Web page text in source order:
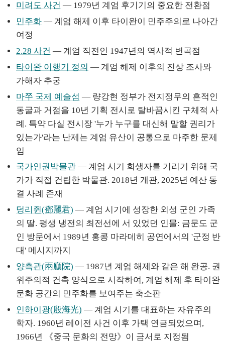
미려도 사건 — 1979년 계엄 후기기의 중요한 전환점
민주화 — 계엄 해제 이후 타이완이 민주주의로 나아간
여정
2.28 사건 — 계엄 직전인 1947년의 역사적 변곡점
타이완 이행기 정의 — 계엄 해제 이후의 진상 조사와
가해자 추궁
마쭈 국제 예술섬 — 량강현 정부가 전지정무의 흔적인
동굴과 거점을 10년 기획 전시로 탈바꿈시킨 구체적 사
례. 특약 다실 전시장 '누가 누구를 대신해 말할 권리가
있는가'라는 난제는 계엄 유산이 공통으로 마주한 문제
임
국가인권박물관 — 계엄 시기 희생자를 기리기 위해 국
가가 직접 건립한 박물관. 2018년 개관, 2025년 예산 동
결 사례 존재
덩리쥔(鄧麗君) — 계엄 시기에 성장한 외성 군인 가족
의 딸. 평생 냉전의 최전선에 서 있었던 인물: 금문도 군
인 방문에서 1989년 홍콩 마라데히 공연에서의 '군정 반
대' 메시지까지
양측관(兩廳院) — 1987년 계엄 해제와 같은 해 완공. 권
위주의적 건축 양식으로 시작하여, 계엄 해제 후 타이완
문화 공간의 민주화를 보여주는 축소판
인하이광(殷海光) — 계엄 시기를 대표하는 자유주의
학자. 1960년 레이전 사건 이후 가택 연금되었으며,
1966년 《중국 문화의 전망》이 금서로 지정됨